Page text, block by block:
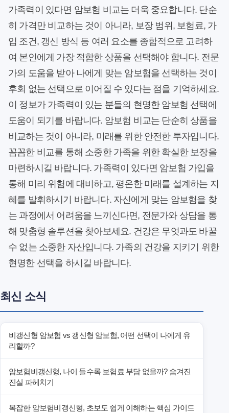
가족력이 있다면 암보험 비교는 더욱 중요합니다. 단순
히 가격만 비교하는 것이 아니라, 보장 범위, 보험료, 가
입 조건, 갱신 방식 등 여러 요소를 종합적으로 고려하
여 본인에게 가장 적합한 상품을 선택해야 합니다. 전문
가의 도움을 받아 나에게 맞는 암보험을 선택하는 것이
후회 없는 선택으로 이어질 수 있다는 점을 기억하세요.
이 정보가 가족력이 있는 분들의 현명한 암보험 선택에
도움이 되기를 바랍니다. 암보험 비교는 단순히 상품을
비교하는 것이 아니라, 미래를 위한 안전한 투자입니다.
꼼꼼한 비교를 통해 소중한 가족을 위한 확실한 보장을
마련하시길 바랍니다. 가족력이 있다면 암보험 가입을
통해 미리 위험에 대비하고, 평온한 미래를 설계하는 지
혜를 발휘하시기 바랍니다. 자신에게 맞는 암보험을 찾
는 과정에서 어려움을 느끼신다면, 전문가와 상담을 통
해 맞춤형 솔루션을 찾아보세요. 건강은 무엇과도 바꿀
수 없는 소중한 자산입니다. 가족의 건강을 지키기 위한
현명한 선택을 하시길 바랍니다.
최신 소식
비갱신형 암보험 vs 갱신형 암보험, 어떤 선택이 나에게 유
리할까?
암보험비갱신형, 나이 들수록 보험료 부담 없을까? 숨겨진
진실 파헤치기
복잡한 암보험비갱신형, 초보도 쉽게 이해하는 핵심 가이드